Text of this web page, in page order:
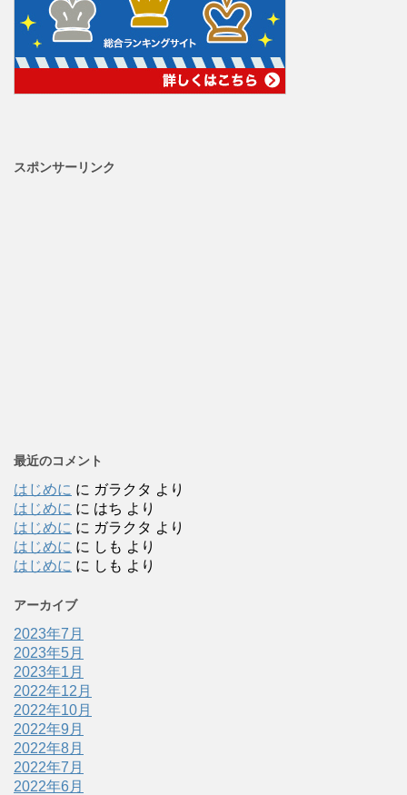
スポンサーリンク
最近のコメント
はじめに に ガラクタ より
はじめに に はち より
はじめに に ガラクタ より
はじめに に しも より
はじめに に しも より
アーカイブ
2023年7月
2023年5月
2023年1月
2022年12月
2022年10月
2022年9月
2022年8月
2022年7月
2022年6月